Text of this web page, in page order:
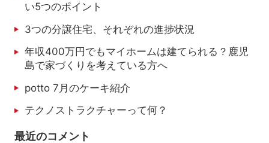
い5つのポイント
3つの分譲住宅、それぞれの進捗状況
年収400万円でもマイホームは建てられる？鹿児
島で家づくりを考えている方へ
potto 7月のケーキ紹介
テクノストラクチャーって何？
最近のコメント